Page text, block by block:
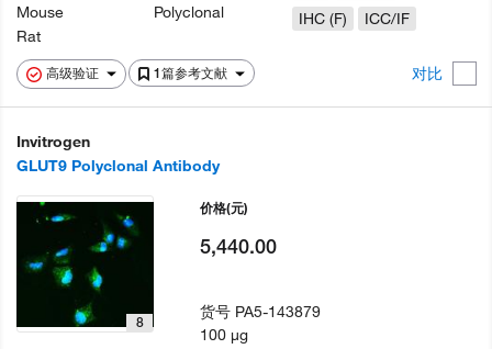
高级验证 1篇参考文献 对比
Mouse
Rat
Polyclonal
IHC (F)
ICC/IF
Invitrogen
GLUT9 Polyclonal Antibody
8
价格(元)
5,440.00
货号 PA5-143879
100 µg